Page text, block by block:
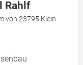
Rahlf
von 23795 Klein